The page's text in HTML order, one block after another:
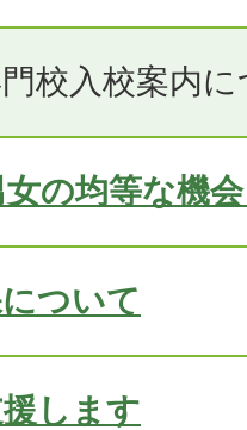
校入校案内
の均等な機
ついて
します